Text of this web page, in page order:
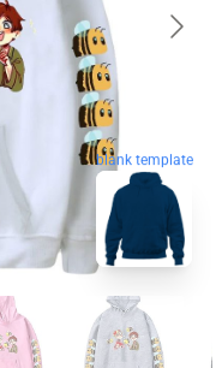
blank template